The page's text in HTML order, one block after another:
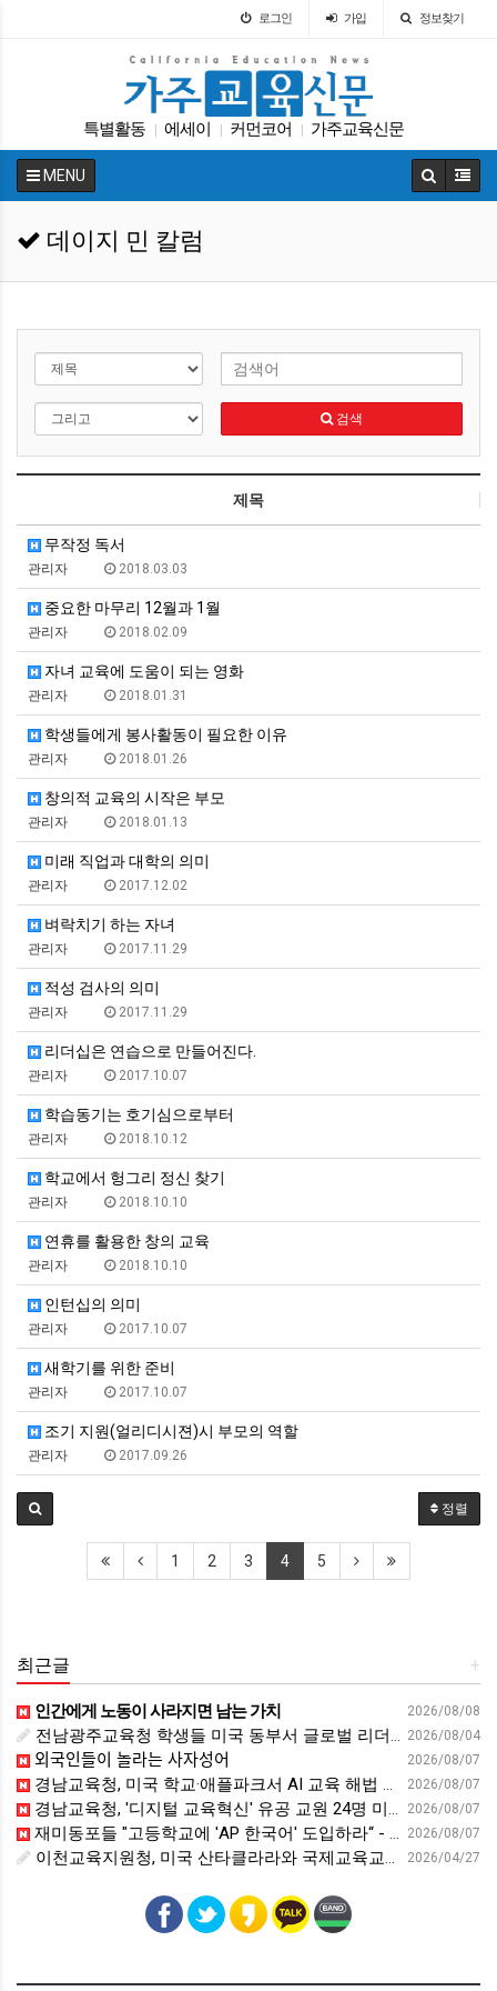
로그인 가입 정보찾기
특별활동 에세이 커먼코어 가주교육신문
| ACT ACT 차터스쿨 교육구 매그닛 스쿨
MENU
데이지 민 칼럼
검색
제목
무작정 독서
관리자 2018.03.03
중요한 마무리 12월과 1월
관리자 2018.02.09
자녀 교육에 도움이 되는 영화
관리자 2018.01.31
학생들에게 봉사활동이 필요한 이유
관리자 2018.01.26
창의적 교육의 시작은 부모
관리자 2018.01.13
미래 직업과 대학의 의미
관리자 2017.12.02
벼락치기 하는 자녀
관리자 2017.11.29
적성 검사의 의미
관리자 2017.11.29
리더십은 연습으로 만들어진다.
관리자 2017.10.07
학습동기는 호기심으로부터
관리자 2018.10.12
학교에서 헝그리 정신 찾기
관리자 2018.10.10
연휴를 활용한 창의 교육
관리자 2018.10.10
인턴십의 의미
관리자 2017.10.07
새학기를 위한 준비
관리자 2017.10.07
조기 지원(얼리디시젼)시 부모의 역할
관리자 2017.09.26
정렬
1 2 3 4 5
+
최근글
2026/08/08
인간에게 노동이 사라지면 남는 가치
2026/08/04
전남광주교육청 학생들 미국 동부서 글로벌 리더십 체험 - 전남인터넷신문
2026/08/07
외국인들이 놀라는 사자성어
2026/08/07
경남교육청, 미국 학교·애플파크서 AI 교육 해법 찾는다 - 스트레이트뉴스
2026/08/07
경남교육청, '디지털 교육혁신' 유공 교원 24명 미국 연수 - 연합뉴스
2026/08/07
재미동포들 "고등학교에 'AP 한국어' 도입하라“ - 재외동포신문
2026/04/27
이천교육지원청, 미국 산타클라라와 국제교육교류 파트너십 회의 개최:경인투데이뉴스 - 경인투데이뉴스